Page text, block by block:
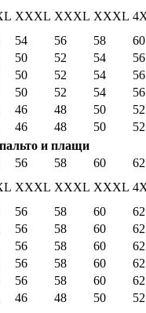
XXXL XXXL XXXL
54 56 58
60
50 52 54
56
50 52 54
56
50 52 54
56
46 48 50
52
46 48 50
52
и плащи
56 58 60
62
XXXL XXXL XXXL
56 58 60
62
56 58 60
62
56 58 60
62
56 58 60
62
56 58 60
62
46 48 50 52